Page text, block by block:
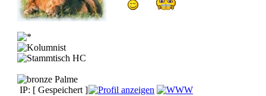
IP: [ Gespeichert ]